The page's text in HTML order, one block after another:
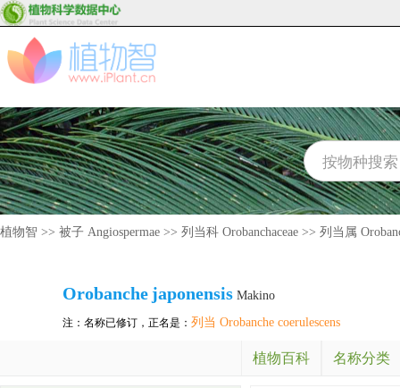
植物智 >> 被子 Angiospermae >> 列当科 Orobanchaceae >> 列当属
Orobanche japonensis Makino
注：名称已修订，正名是： 列当 Orobanche coerulescens
植物百科 名称分类